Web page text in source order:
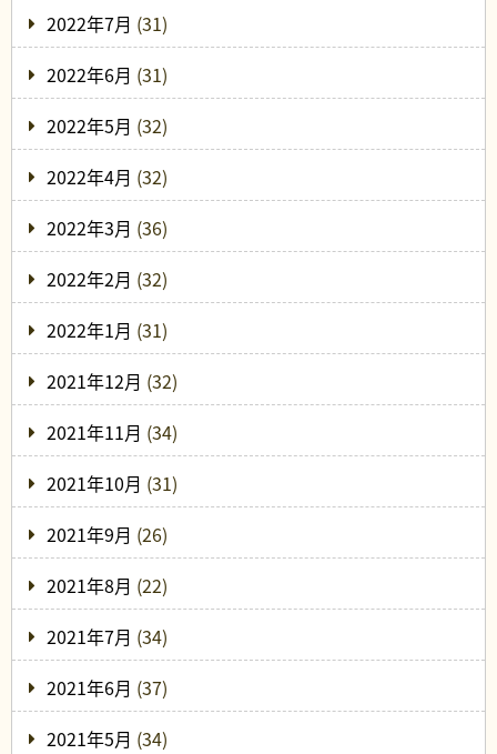
2022年7月 (31)
2022年6月 (31)
2022年5月 (32)
2022年4月 (32)
2022年3月 (36)
2022年2月 (32)
2022年1月 (31)
2021年12月 (32)
2021年11月 (34)
2021年10月 (31)
2021年9月 (26)
2021年8月 (22)
2021年7月 (34)
2021年6月 (37)
2021年5月 (34)